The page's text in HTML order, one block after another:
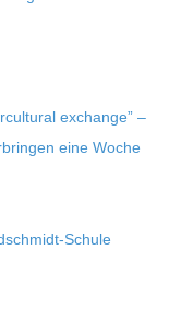
exch­ange” –
eine Woche
Schule